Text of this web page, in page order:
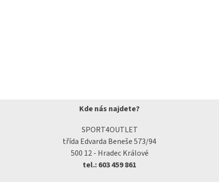
Kde nás najdete?
SPORT4OUTLET
třída Edvarda Beneše 573/94
500 12 - Hradec Králové
tel.: 603 459 861